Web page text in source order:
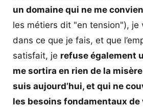
un domaine qui ne me
les métiers dit "en tension"), je
dans ce que je fais, et que
satisfait, je refuse également
me sortira en rien de la
suis aujourd’hui, et qui ne
les besoins fondamentaux de